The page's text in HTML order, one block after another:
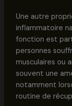
Une autre
inflammatoire
fonction est
personnes
musculaires ou
souvent une
notamment
routine de